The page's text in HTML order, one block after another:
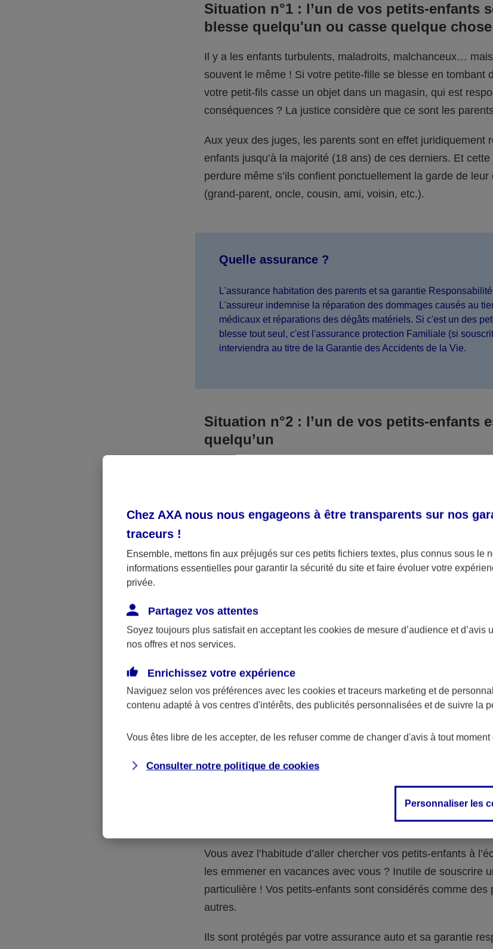
Situation n°1 : l’un de vos petits-enfants
blesse quelqu'un ou casse quelque chose
Il y a les enfants turbulents, maladroits, malchanceux…
souvent le même ! Si votre petite-fille se blesse en tombant
votre petit-fils casse un objet dans un magasin, qui est
conséquences ? La justice considère que ce sont les
Aux yeux des juges, les parents sont en effet juridiquement
enfants jusqu’à la majorité (18 ans) de ces derniers. Et
perdure même s’ils confient ponctuellement la garde de
(grand-parent, oncle, cousin, ami, voisin, etc.).
Quelle assurance ?
L'assurance habitation des parents et sa garantie
L'assureur indemnise la réparation des dommages causés au
médicaux et réparations des dégâts matériels. Si c'est un des
blesse tout seul, c'est l'assurance protection Familiale (si
interviendra au titre de la Garantie des Accidents de la Vie.
Situation n°2 : l’un de vos petits-enfants
quelqu’un
responsable. Aux yeux de la justice, le responsable est la
médicaux et éventuelles indemnisations en guise de
Néanmoins, si aucun responsable n’a été désigné ou
a été victime votre petit-fils ou petite-fille, seule une
fonctionner.
Quelle assurance ?
La responsabilité civile de la personne désignée comme
accidents de la vie) que vous auriez souscrite pour votre famille.
Situation n°3 : vous avez un accident de
Vous avez l’habitude d’aller chercher vos petits-enfants à
les emmener en vacances avec vous ? Inutile de souscrire
particulière ! Vos petits-enfants sont considérés comme des
autres.
Ils sont protégés par votre assurance auto et sa garantie
Chez AXA nous nous engageons à être transparents sur nos
traceurs !
Ensemble, mettons fin aux préjugés sur ces petits fichiers textes, plus connus sous le
informations essentielles pour garantir la sécurité du site et faire évoluer votre
privée.
Partagez vos attentes
Soyez toujours plus satisfait en acceptant les cookies de mesure d’audience et
nos offres et nos services.
Enrichissez votre expérience
Naviguez selon vos préférences avec les cookies et traceurs marketing et de
contenu adapté à vos centres d'intérêts, des publicités personnalisées et de suivre la
Vous êtes libre de les accepter, de les refuser comme de changer d'avis à tout
Consulter notre politique de cookies
Personnaliser les